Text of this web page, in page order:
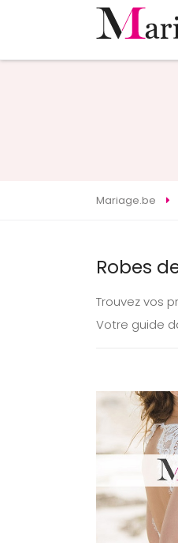
Mariage.be
Robes
Trouvez vos
Votre guide